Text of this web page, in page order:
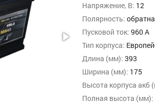
Напряжение, В: 12
Полярность:
Пусковой ток: 960 А
Тип корпуса:
Длина (мм): 393
Ширина (мм): 175
Высота корпуса акб
Полная высота (мм):